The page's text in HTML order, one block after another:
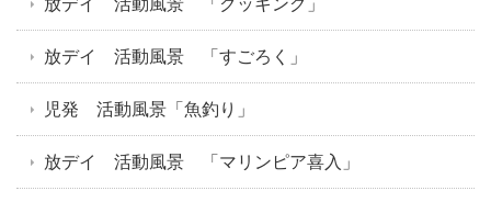
放デイ 活動風景 「すごろく」
児発 活動風景「魚釣り」
放デイ 活動風景 「マリンピア喜入」